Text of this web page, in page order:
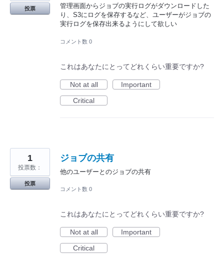
管理画面からジョブの実行ログがダウンロードした
り、S3にログを保存するなど、ユーザーがジョブの
実行ログを保存出来るようにして欲しい
投票
コメント数 0
これはあなたにとってどれくらい重要ですか?
Not at all
Important
Critical
ジョブの共有
他のユーザーとのジョブの共有
1
投票数：
投票
コメント数 0
これはあなたにとってどれくらい重要ですか?
Not at all
Important
Critical